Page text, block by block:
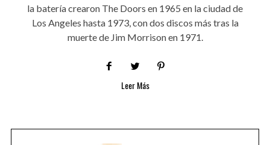
la batería crearon The Doors en 1965 en la ciudad de
Los Angeles hasta 1973, con dos discos más tras la
muerte de Jim Morrison en 1971.
Leer Más